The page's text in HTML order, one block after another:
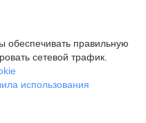
правильную
сетевой трафик.
использования